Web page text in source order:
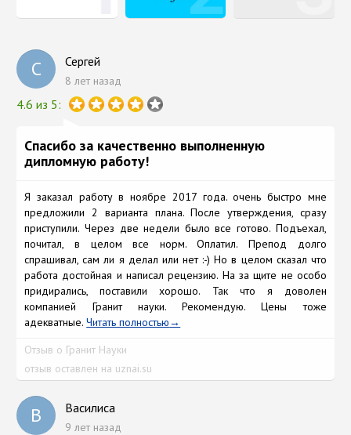
С Сергей
8 лет назад
4.6 из 5:
Спасибо за качественно выполненную
дипломную работу!
Я заказал работу в ноябре 2017 года. очень быстро мне
предложили 2 варианта плана. После утверждения, сразу
приступили. Через две недели было все готово. Подъехал,
почитал, в целом все норм. Оплатил. Препод долго
спрашивал, сам ли я делал или нет :-) Но в целом сказал что
работа достойная и написал рецензию. На за щите не особо
придирались, поставили хорошо. Так что я доволен
компанией Гранит науки. Рекомендую. Цены тоже
адекватные.Читать полностью
Отзыв о Гранит Науки
отзыв оставлен на uznai.su
В Василиса
9 лет назад